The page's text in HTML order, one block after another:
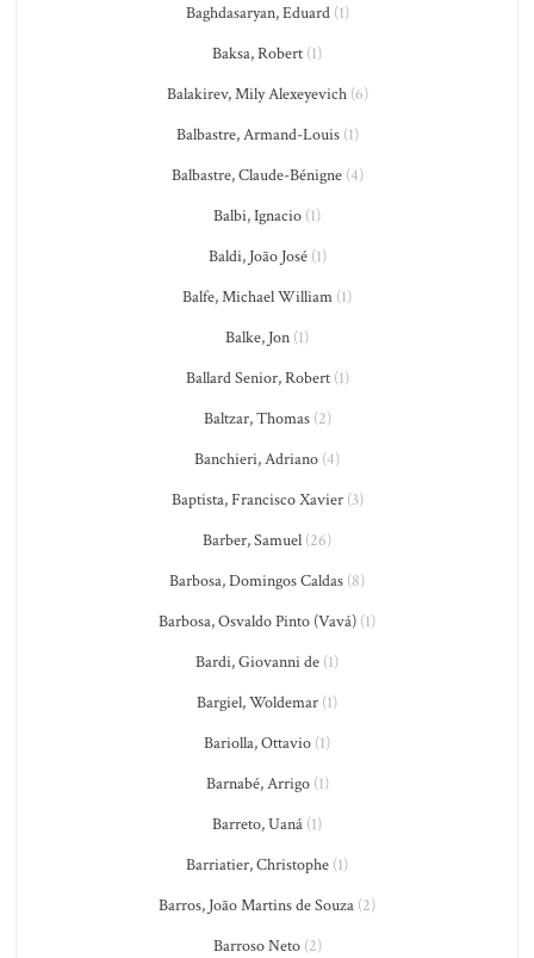
Baghdasaryan, Eduard(1)
Baksa, Robert (1)
Balakirev, Mily Alexeyevich(6)
Balbastre, Armand-Louis(1)
Balbastre, Claude-Bénigne(4)
Balbi, Ignacio (1)
Baldi, João José(1)
Balfe, Michael William (1)
Balke, Jon (1)
Ballard Senior, Robert(1)
Baltzar, Thomas(2)
Banchieri, Adriano (4)
Baptista, Francisco Xavier(3)
Barber, Samuel (26)
Barbosa, Domingos Caldas (8)
Barbosa, Osvaldo Pinto (Vavá) (1)
Bardi, Giovanni de (1)
Bargiel, Woldemar (1)
Bariolla, Ottavio (1)
Barnabé, Arrigo(1)
Barreto, Uaná (1)
Barriatier, Christophe (1)
Barros, João Martins de Souza (2)
Barroso Neto(2)